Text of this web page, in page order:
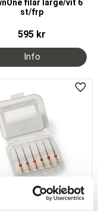
filar large/vit 6
st/frp
595 kr
Add